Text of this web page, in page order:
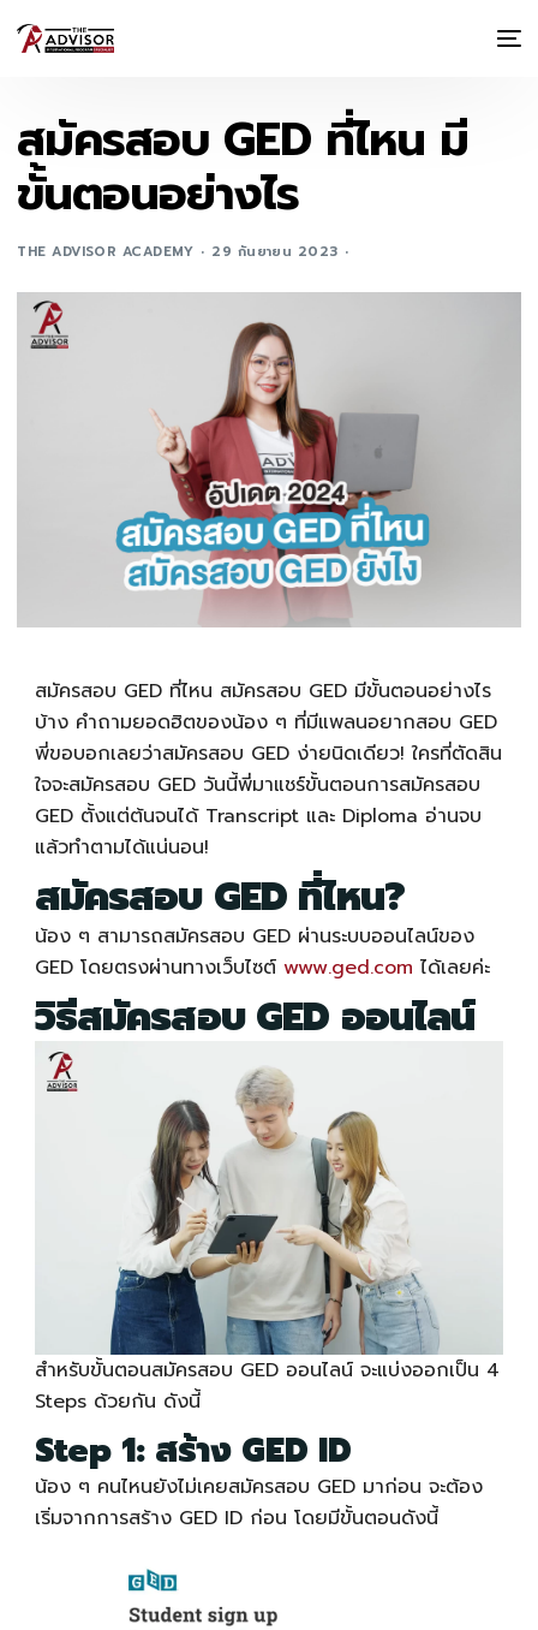
สมัครสอบ GED ที่ไหน มี
ขั้นตอนอย่างไร
THE ADVISOR ACADEMY 29 กันยายน 2023
สมัครสอบ GEDที่ไหน สมัครสอบ GEDมีขั้นตอนอย่างไร
บ้าง คำถามยอดฮิตของน้อง ๆ ที่มีแพลนอยากสอบ GED
พี่ขอบอกเลยว่าสมัครสอบ GEDง่ายนิดเดียว! ใครที่ตัดสิน
ใจจะสมัครสอบ GEDวันนี้พี่มาแชร์ขั้นตอนการสมัครสอบ
GEDตั้งแต่ต้นจนได้ Transcript และ Diploma อ่านจบ
แล้วทำตามได้แน่นอน!
สมัครสอบ GED ที่ไหน?
น้อง ๆ สามารถสมัครสอบ GEDผ่านระบบออนไลน์ของ
GED โดยตรงผ่านทางเว็บไซต์ www.ged.com ได้เลยค่ะ
วิธีสมัครสอบ GED ออนไลน์
สำหรับขั้นตอนสมัครสอบ GEDออนไลน์ จะแบ่งออกเป็น 4
Steps ด้วยกัน ดังนี้
Step 1: สร้าง GED ID
น้อง ๆ คนไหนยังไม่เคยสมัครสอบ GEDมาก่อน จะต้อง
เริ่มจากการสร้าง GED ID ก่อน โดยมีขั้นตอนดังนี้